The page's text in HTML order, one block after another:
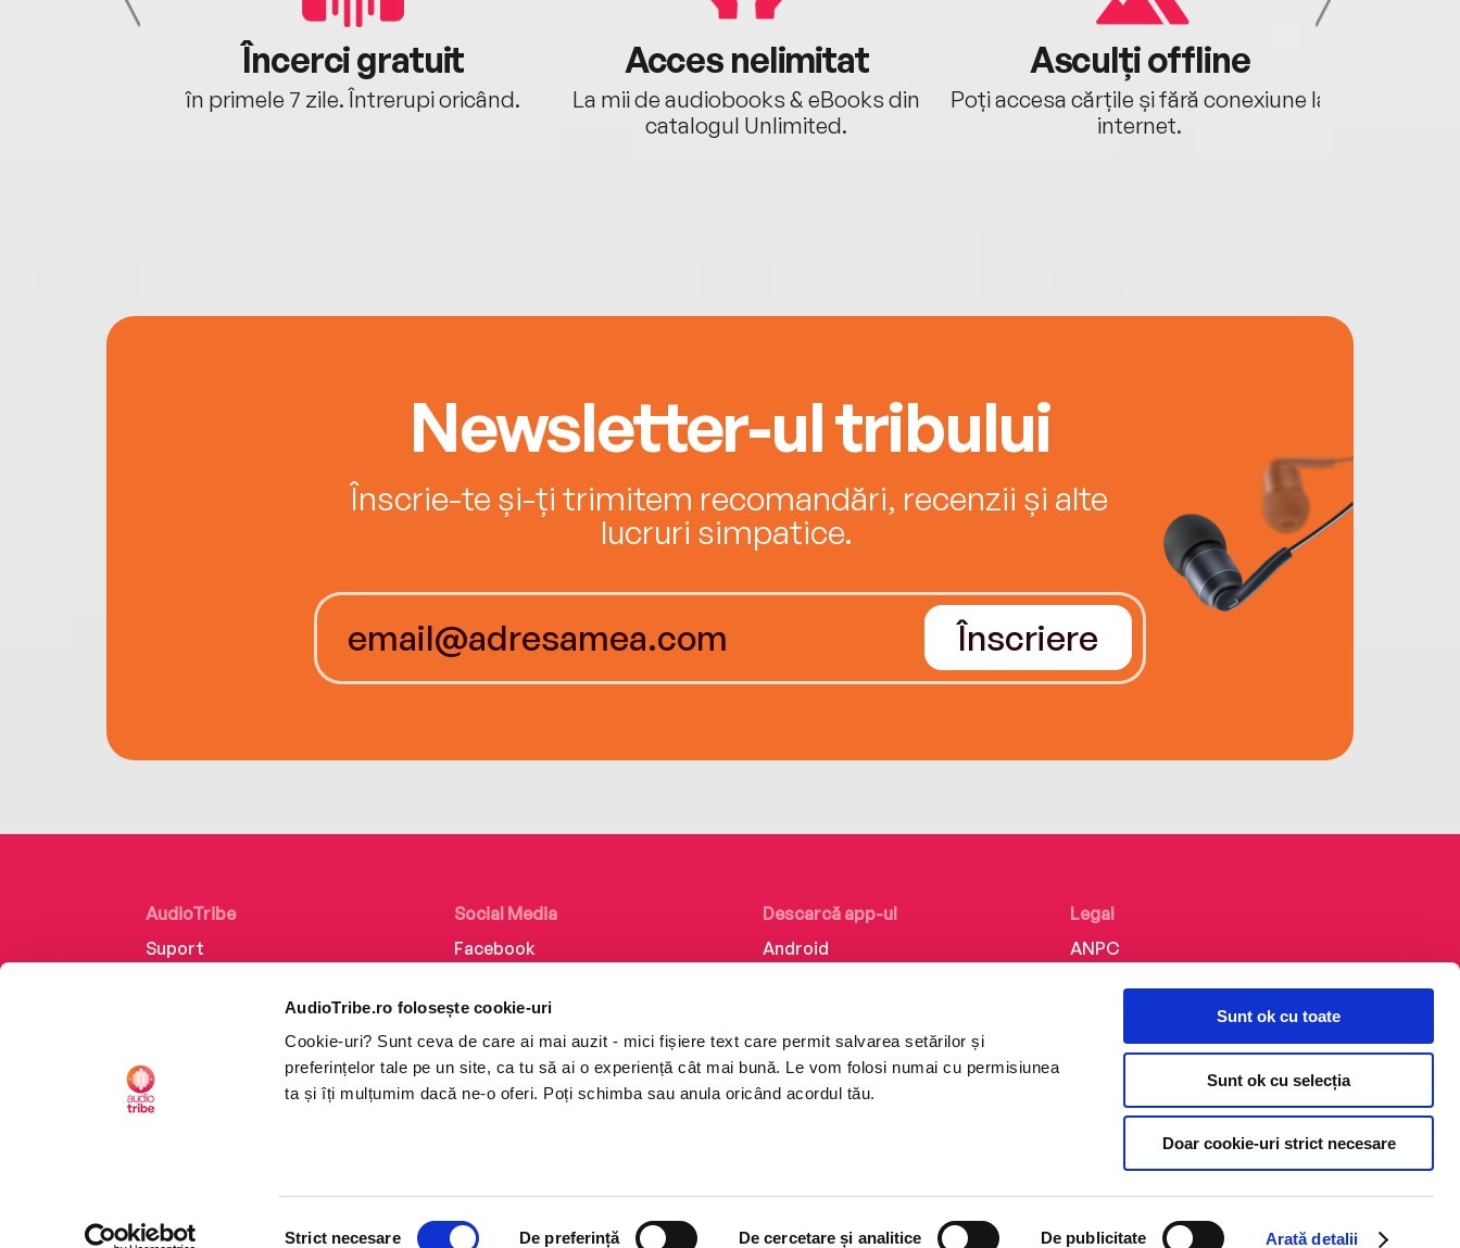
AudioTribe.ro folosește cookie-uri
Cookie-uri? Sunt ceva de care ai mai auzit - mici fișiere text care permit salvarea setărilor și
preferințelor tale pe un site, ca tu să ai o experiență cât mai bună. Le vom folosi numai cu permisiunea
ta și îți mulțumim dacă ne-o oferi. Poți schimba sau anula oricând acordul tău.
Strict necesare De preferință De cercetare și analitice De publicitate Arată detalii
Sunt ok cu toate
Sunt ok cu selecția
Doar cookie-uri strict necesare
Încerci gratuit
în primele 7 zile. Întrerupi oricând.
Acces nelimitat
La mii de audiobooks & eBooks din
catalogul Unlimited.
Asculți offline
Poți accesa cărțile și fără conexiune la
internet.
Newsletter-ul tribului
Înscrie-te și-ți trimitem recomandări, recenzii și alte
lucruri simpatice.
Înscriere
AudioTribe
Suport
Retragere din comandă
Social Media
Facebook
Instagram
TikTok
Descarcă app-ul
Android
Legal
ANPC
Politica de confidențialitate
Termeni și condiții